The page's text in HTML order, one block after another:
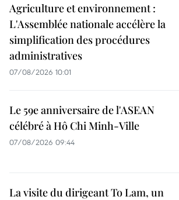
Agriculture et environnement :
L'Assemblée nationale accélère la
simplification des procédures
administratives
07/08/2026 10:01
Le 59e anniversaire de l'ASEAN
célébré à Hô Chi Minh-Ville
07/08/2026 09:44
La visite du dirigeant To Lam, un